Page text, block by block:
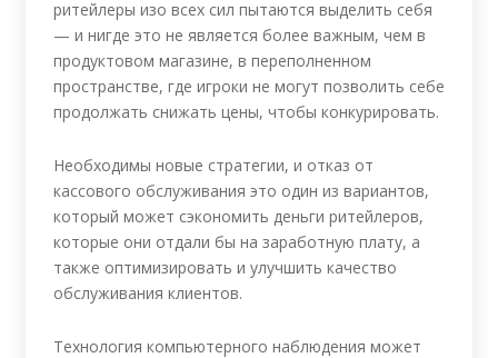
ритейлеры изо всех сил пытаются выделить себя
— и нигде это не является более важным, чем в
продуктовом магазине, в переполненном
пространстве, где игроки не могут позволить себе
продолжать снижать цены, чтобы конкурировать.
Необходимы новые стратегии, и отказ от
кассового обслуживания это один из вариантов,
который может сэкономить деньги ритейлеров,
которые они отдали бы на заработную плату, а
также оптимизировать и улучшить качество
обслуживания клиентов.
Технология компьютерного наблюдения может